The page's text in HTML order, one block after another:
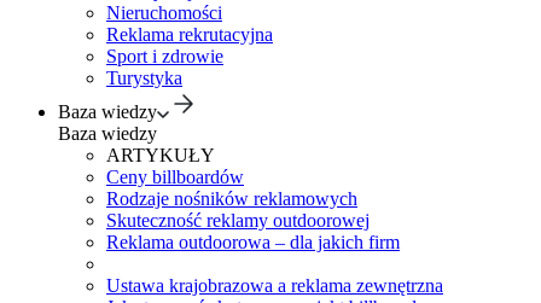
Nieruchomości
Reklama rekrutacyjna
Sport i zdrowie
Turystyka
Baza wiedzy
Baza wiedzy
ARTYKUŁY
Ceny billboardów
Rodzaje nośników reklamowych
Skuteczność reklamy outdoorowej
Reklama outdoorowa – dla jakich firm
Ustawa krajobrazowa a reklama zewnętrzna